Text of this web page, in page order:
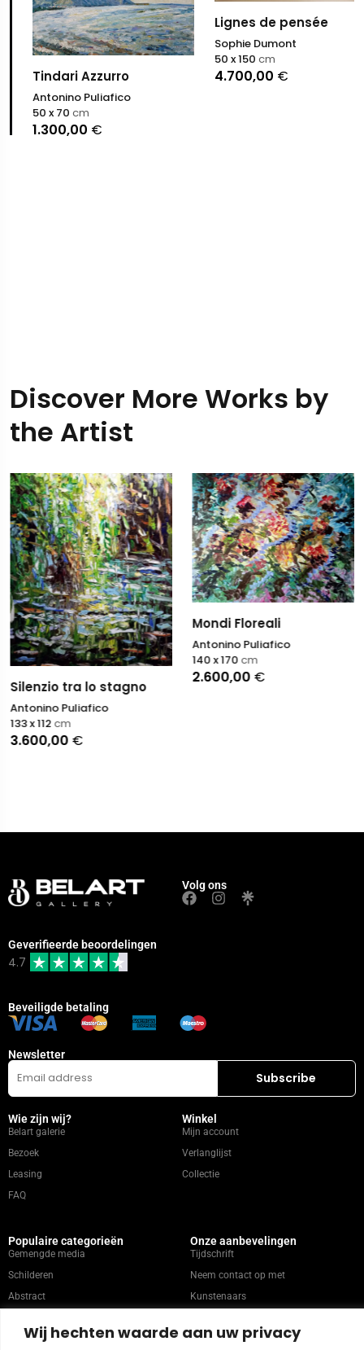
Wij hechten waarde aan uw privacy
Tindari Azzurro
Antonino Puliafico
1.300,00€
50 x 70cm
Lignes de pensée
Sophie Dumont
4.700,00€
50 x 150cm
Discover More Works by
the Artist
Silenzio tra lo stagno
Antonino Puliafico
3.600,00 €
133 x 112 cm
Mondi Floreali
Antonino Puliafico
2.600,00 €
140 x 170 cm
Volg ons
Geverifieerde beoordelingen
4.7
Beveiligde betaling
Newsletter
Wie zijn wij?
Belart galerie
Bezoek
Leasing
FAQ
Winkel
Mijn account
Verlanglijst
Collectie
Populaire categorieën
Gemengde media
Schilderen
Abstract
Onze aanbevelingen
Tijdschrift
Neem contact op met
Kunstenaars